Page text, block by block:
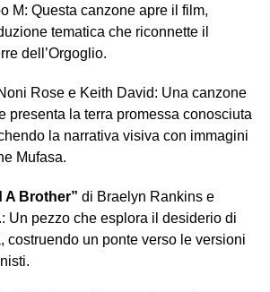
M: Questa canzone apre il film,
tematica che riconnette il
dell’Orgoglio.
Rose e Keith David: Una canzone
presenta la terra promessa conosciuta
la narrativa visiva con immagini
Mufasa.
A Brother” di Braelyn Rankins e
Un pezzo che esplora il desiderio di
costruendo un ponte verso le versioni